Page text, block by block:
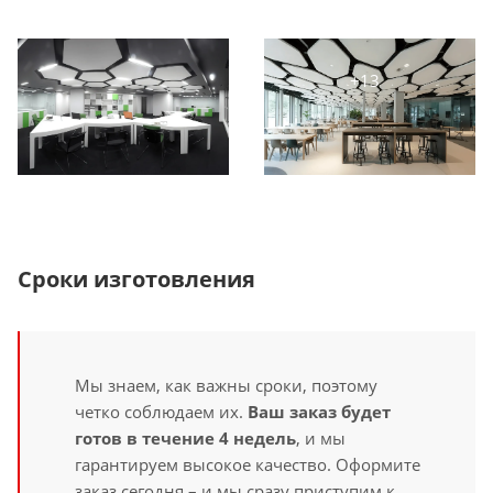
Сроки изготовления
Мы знаем, как важны сроки, поэтому
четко соблюдаем их. Ваш заказ будет
готов в течение 4 недель, и мы
гарантируем высокое качество. Оформите